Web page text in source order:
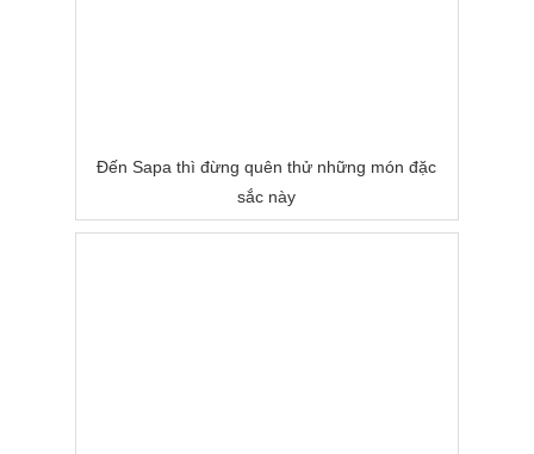
Đến Sapa thì đừng quên thử những món đặc
sắc này